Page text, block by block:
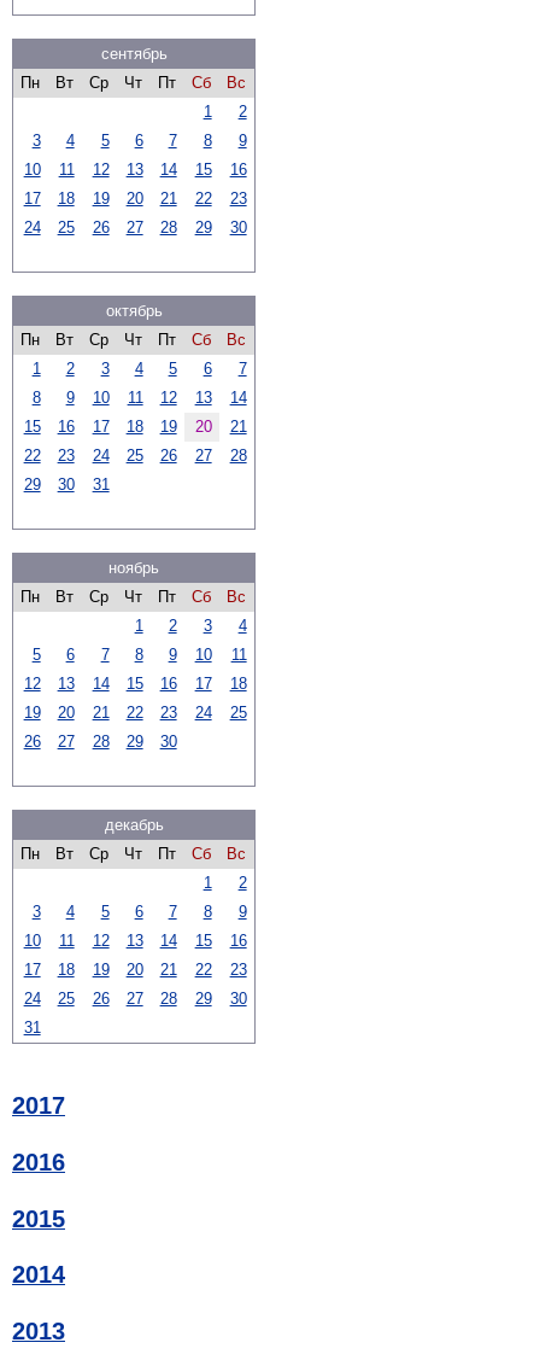
сентябрь
Пн
Вт Ср Чт Пт Сб
Вс
1
2
3
4 5 6 7 8
9
10
11 12 13 14 15
16
17
18 19 20 21 22
23
24
25 26 27 28 29 30
октябрь
Пн
Вт Ср Чт Пт Сб
Вс
1
2 3 4 5 6
7
8
9 10 11 12 13
14
15
16 17 18 19 20
21
22
23 24 25 26 27
28
29
30 31
ноябрь
Пн
Вт Ср Чт Пт Сб
Вс
1
2 3
4
5
6 7 8 9 10
11
12
13 14 15 16 17
18
19
20 21 22 23 24
25
26
27 28 29 30
декабрь
Пн
Вт Ср Чт Пт Сб
Вс
1
2
3
4 5 6 7 8
9
10
11 12 13 14 15
16
17
18 19 20 21 22
23
24
25 26 27 28 29
30
31
2017
2016
2015
2014
2013